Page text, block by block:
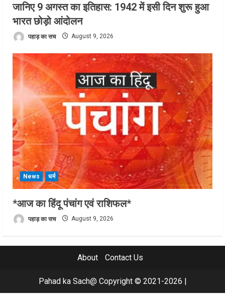
जानिए 9 अगस्त का इतिहास: 1942 में इसी दिन शुरू हुआ
भारत छोड़ो आंदोलन
पहाड़ का सच August 9, 2026
News धर्म
*आज का हिंदू पंचांग एवं राशिफल*
पहाड़ का सच August 9, 2026
About Contact Us
Pahad ka Sach@ Copyright © 2021-2026 |